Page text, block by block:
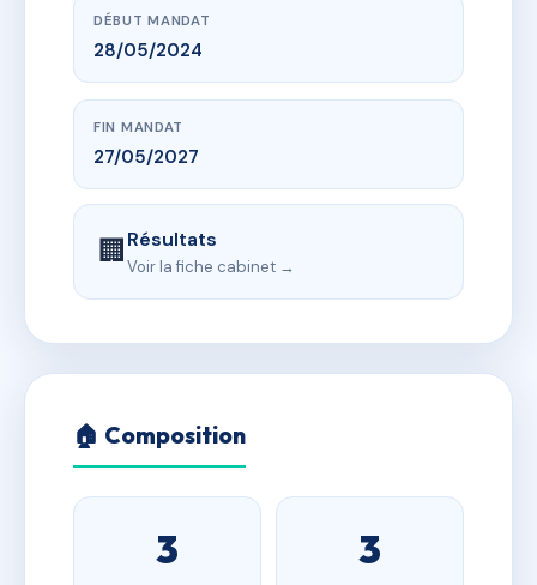
DÉBUT MANDAT
28/05/2024
FIN MANDAT
27/05/2027
🏢Résultats
Voir la fiche cabinet →
🏠 Composition
3 3